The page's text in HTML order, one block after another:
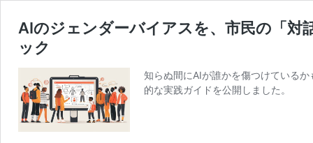
AIのジェンダーバイアスを、市民の「対
ック
知らぬ間にAIが誰かを傷つけている
的な実践ガイドを公開しました。